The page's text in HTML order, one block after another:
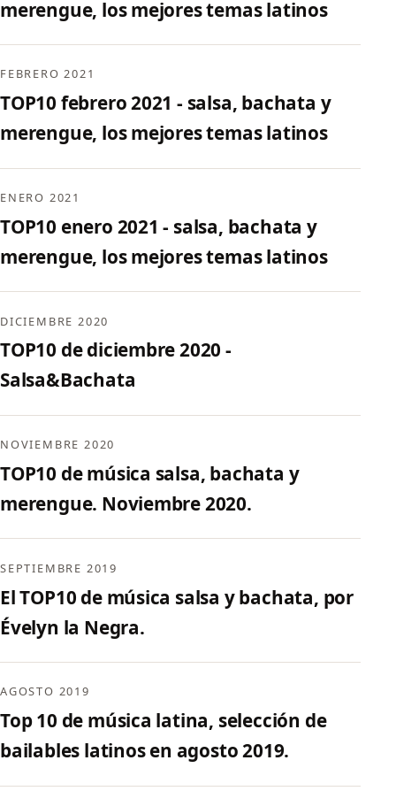
merengue, los mejores temas latinos
FEBRERO 2021
TOP10 febrero 2021 - salsa, bachata y
merengue, los mejores temas latinos
ENERO 2021
TOP10 enero 2021 - salsa, bachata y
merengue, los mejores temas latinos
DICIEMBRE 2020
TOP10 de diciembre 2020 -
Salsa&Bachata
NOVIEMBRE 2020
TOP10 de música salsa, bachata y
merengue. Noviembre 2020.
SEPTIEMBRE 2019
El TOP10 de música salsa y bachata, por
Évelyn la Negra.
AGOSTO 2019
Top 10 de música latina, selección de
bailables latinos en agosto 2019.